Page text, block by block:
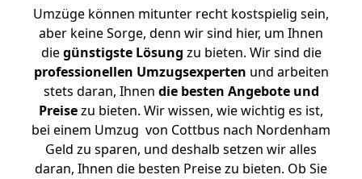
Umzüge können mitunter recht kostspielig sein,
aber keine Sorge, denn wir sind hier, um Ihnen
diegünstigste Lösung zu bieten. Wir sind die
professionellen Umzugsexperten und arbeiten
stets daran, Ihnen die besten Angebote und
Preisezu bieten. Wir wissen, wie wichtig es ist,
bei einem Umzug von Cottbus nach Nordenham
Geld zu sparen, und deshalb setzen wir alles
daran, Ihnen die besten Preise zu bieten. Ob Sie